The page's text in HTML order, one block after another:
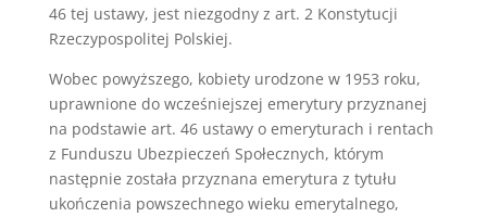
46 tej ustawy, jest niezgodny z art. 2 Konstytucji
Rzeczypospolitej Polskiej.
Wobec powyższego, kobiety urodzone w 1953 roku,
uprawnione do wcześniejszej emerytury przyznanej
na podstawie art. 46 ustawy o emeryturach i rentach
z Funduszu Ubezpieczeń Społecznych, którym
następnie została przyznana emerytura z tytułu
ukończenia powszechnego wieku emerytalnego,